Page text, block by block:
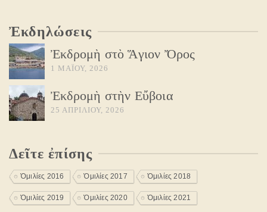
Ἐκδηλώσεις
Ἐκδρομὴ στὸ Ἅγιον Ὄρος
1 ΜΑΪ́ΟΥ, 2026
Ἐκδρομὴ στὴν Εὔβοια
25 ΑΠΡΙΛΊΟΥ, 2026
Δεῖτε ἐπίσης
Ὁμιλίες 2016 Ὁμιλίες 2017 Ὁμιλίες 2018
Ὁμιλίες 2019 Ὁμιλίες 2020 Ὁμιλίες 2021